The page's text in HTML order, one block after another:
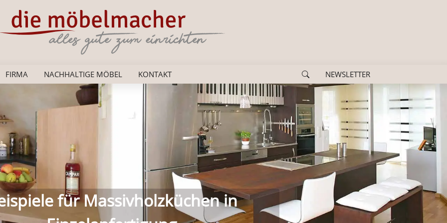
FIRMA NACHHALTIGE MÖBEL KONTAKT NEWSLETTER
persönliche Schlafzimmer aus